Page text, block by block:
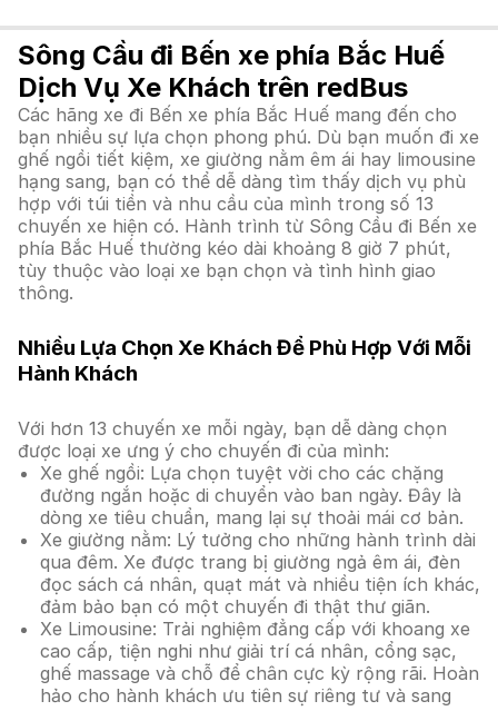
Sông Cầu đi Bến xe phía Bắc Huế
Dịch Vụ Xe Khách trên redBus
Các hãng xe đi Bến xe phía Bắc Huế mang đến cho
bạn nhiều sự lựa chọn phong phú. Dù bạn muốn đi xe
ghế ngồi tiết kiệm, xe giường nằm êm ái hay limousine
hạng sang, bạn có thể dễ dàng tìm thấy dịch vụ phù
hợp với túi tiền và nhu cầu của mình trong số 13
chuyến xe hiện có. Hành trình từ Sông Cầu đi Bến xe
phía Bắc Huế thường kéo dài khoảng 8 giờ 7 phút,
tùy thuộc vào loại xe bạn chọn và tình hình giao
thông.
Nhiều Lựa Chọn Xe Khách Để Phù Hợp Với Mỗi
Hành Khách
Với hơn 13 chuyến xe mỗi ngày, bạn dễ dàng chọn
được loại xe ưng ý cho chuyến đi của mình:
Xe ghế ngồi: Lựa chọn tuyệt vời cho các chặng
đường ngắn hoặc di chuyển vào ban ngày. Đây là
dòng xe tiêu chuẩn, mang lại sự thoải mái cơ bản.
Xe giường nằm: Lý tưởng cho những hành trình dài
qua đêm. Xe được trang bị giường ngả êm ái, đèn
đọc sách cá nhân, quạt mát và nhiều tiện ích khác,
đảm bảo bạn có một chuyến đi thật thư giãn.
Xe Limousine: Trải nghiệm đẳng cấp với khoang xe
cao cấp, tiện nghi như giải trí cá nhân, cổng sạc,
ghế massage và chỗ để chân cực kỳ rộng rãi. Hoàn
hảo cho hành khách ưu tiên sự riêng tư và sang